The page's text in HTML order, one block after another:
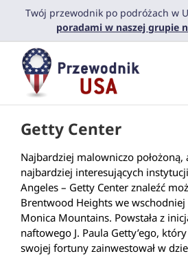
PrzejdźTwój przewodnik po podróżach w
poradami w naszej grupie
Getty Center
Najbardziej malowniczo położoną,
najbardziej interesujących
Angeles – Getty Center znaleźć
Brentwood Heights we wschodniej
Monica Mountains. Powstała z
naftowego J. Paula Getty’ego,
swojej fortuny zainwestował w